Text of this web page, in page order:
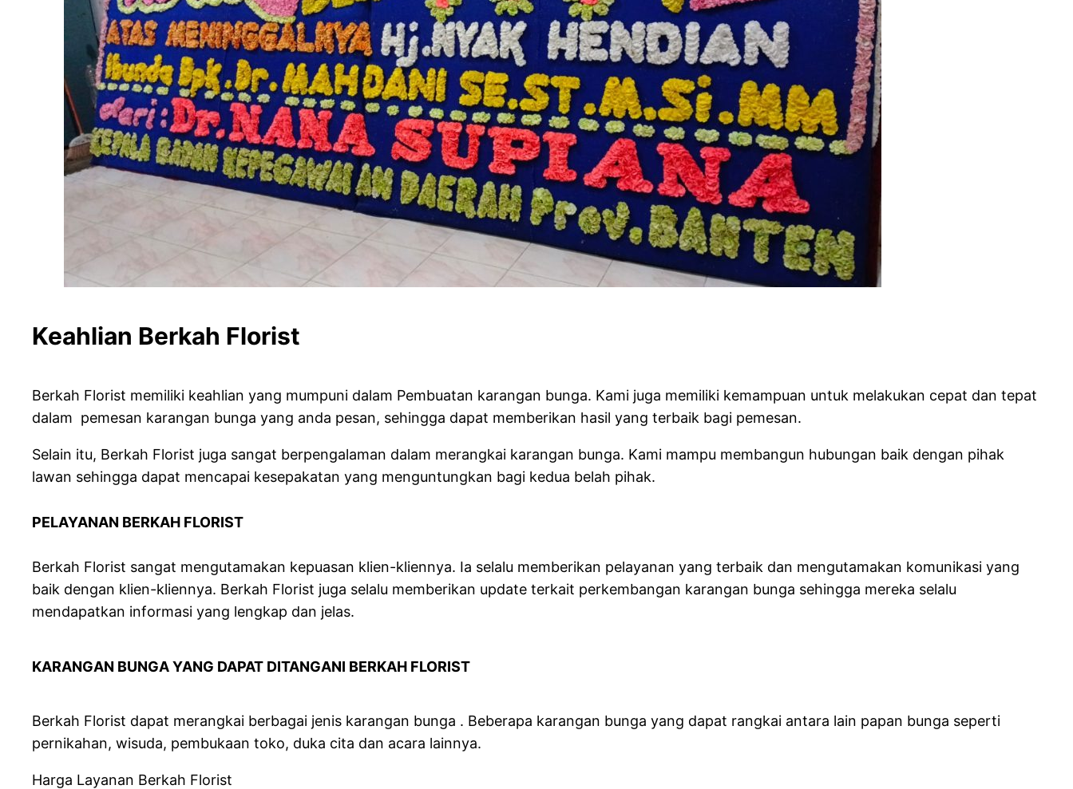
Keahlian Berkah Florist
Berkah Florist memiliki keahlian yang mumpuni dalam Pembuatan karangan bunga. Kami juga memiliki kemampuan untuk melakukan cepat dan tepat
dalam pemesan karangan bunga yang anda pesan, sehingga dapat memberikan hasil yang terbaik bagi pemesan.
Selain itu, Berkah Florist juga sangat berpengalaman dalam merangkai karangan bunga. Kami mampu membangun hubungan baik dengan pihak
lawan sehingga dapat mencapai kesepakatan yang menguntungkan bagi kedua belah pihak.
PELAYANAN BERKAH FLORIST
Berkah Florist sangat mengutamakan kepuasan klien-kliennya. Ia selalu memberikan pelayanan yang terbaik dan mengutamakan komunikasi yang
baik dengan klien-kliennya. Berkah Florist juga selalu memberikan update terkait perkembangan karangan bunga sehingga mereka selalu
mendapatkan informasi yang lengkap dan jelas.
KARANGAN BUNGA YANG DAPAT DITANGANI BERKAH FLORIST
Berkah Florist dapat merangkai berbagai jenis karangan bunga . Beberapa karangan bunga yang dapat rangkai antara lain papan bunga seperti
pernikahan, wisuda, pembukaan toko, duka cita dan acara lainnya.
Harga Layanan Berkah Florist